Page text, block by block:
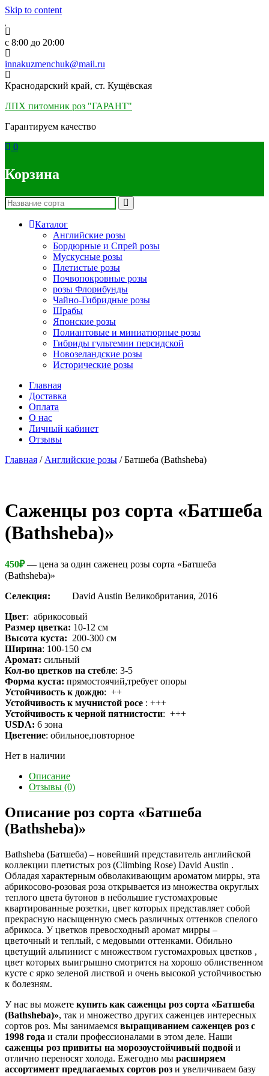
Skip to content
c 8:00 до 20:00
innakuzmenchuk@mail.ru
Краснодарский край, ст. Кущёвская
ЛПХ питомник роз "ГАРАНТ"
Гарантируем качество
0
Корзина
Каталог
Английские розы
Бордюрные и Спрей розы
Мускусные розы
Плетистые розы
Почвопокровные розы
розы Флорибунды
Чайно-Гибридные розы
Шрабы
Японские розы
Полиантовые и миниатюрные розы
Гибриды гультемии персидской
Новозеландские розы
Исторические розы
Главная
Доставка
Оплата
О нас
Личный кабинет
Отзывы
Главная / Английские розы / Батшеба (Bathsheba)
Cаженцы роз сорта «Батшеба
(Bathsheba)»
450₽— цена за один саженец розы сорта «Батшеба
(Bathsheba)»
Селекция: David Austin Великобритания, 2016
Цвет: абрикосовый
Размер цветка: 10-12 см
Высота куста: 200-300 см
Ширина: 100-150 см
Аромат: сильный
Кол-во цветков на стебле: 3-5
Форма куста: прямостоячий,требует опоры
Устойчивость к дождю: ++
Устойчивость к мучнистой росе : +++
Устойчивость к черной пятнистости: +++
USDA: 6 зона
Цветение: обильное,повторное
Нет в наличии
Описание
Отзывы (0)
Описание роз сорта «Батшеба
(Bathsheba)»
Bathsheba (Батшеба) – новейший представитель английской
коллекции плетистых роз (Climbing Rose) David Austin .
Обладая характерным обволакивающим ароматом мирры, эта
абрикосово-розовая роза открывается из множества округлых
теплого цвета бутонов в небольшие густомахровые
квартированные розетки, цвет которых представляет собой
прекрасную насыщенную смесь различных оттенков спелого
абрикоса. У цветков превосходный аромат мирры –
цветочный и теплый, с медовыми оттенками. Обильно
цветущий альпинист с множеством густомахровых цветков ,
цвет которых выигрышно смотрится на хорошо облиственном
кусте с ярко зеленой листвой и очень высокой устойчивостью
к болезням.
У нас вы можете купить как саженцы роз сорта «Батшеба
(Bathsheba)», так и множество других саженцев интересных
сортов роз. Мы занимаемся выращиванием саженцев роз с
1998 года и стали профессионалами в этом деле. Наши
саженцы роз привиты на морозоустойчивый подвой и
отлично переносят холода. Ежегодно мы расширяем
ассортимент предлагаемых сортов роз и увеличиваем базу